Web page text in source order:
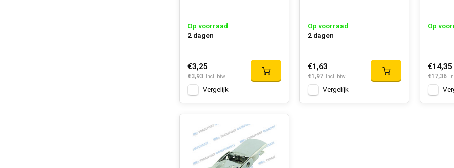
Op voorraad
2 dagen
€3,25
€3,93 Incl. btw
Vergelijk
Op voorraad
2 dagen
€1,63
€1,97 Incl. btw
Vergelijk
Op
€14,35
€17,36